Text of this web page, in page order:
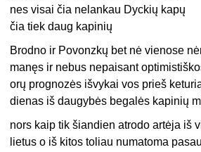
nes visai čia nelankau Dyckių kapų
čia tiek daug kapinių
Brodno ir Povonzkų bet nė vienose
manęs ir nebus nepaisant
orų prognozės išvykai vos prieš
dienas iš daugybės begalės kapinių
nors kaip tik šiandien atrodo artėja iš
lietus o iš kitos toliau numatoma